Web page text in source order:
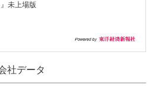
未上場版
社データ